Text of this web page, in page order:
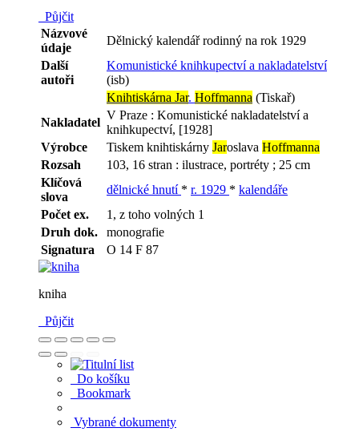
Půjčit
Názvové
údaje
Dělnický kalendář rodinný na rok 1929
Další
autoři
Komunistické knihkupectví a nakladatelství
(isb)
Knihtiskárna Jar. Hoffmanna (Tiskař)
Nakladatel
V Praze : Komunistické nakladatelství a
knihkupectví, [1928]
Výrobce
Tiskem knihtiskárny Jaroslava Hoffmanna
Rozsah
103, 16 stran : ilustrace, portréty ; 25 cm
Klíčová
slova
dělnické hnutí * r. 1929 * kalendáře
Počet ex.
1, z toho volných 1
Druh dok.
monografie
Signatura
O 14 F 87
kniha
Půjčit
Do košíku
Bookmark
Vybrané dokumenty